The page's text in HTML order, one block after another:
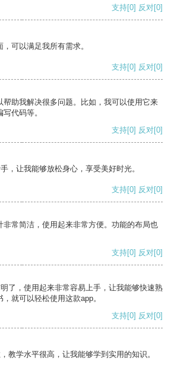
支持[0] 反对[0]
可以满足我所有需求。
支持[0] 反对[0]
帮助我解决很多问题。比如，我可以使用它来
代码等。
支持[0] 反对[0]
，让我能够放松身心，享受美好时光。
支持[0] 反对[0]
非常简洁，使用起来非常方便。功能的布局也
支持[0] 反对[0]
了，使用起来非常容易上手，让我能够快速熟
就可以轻松使用这款app。
支持[0] 反对[0]
教学水平很高，让我能够学到实用的知识。